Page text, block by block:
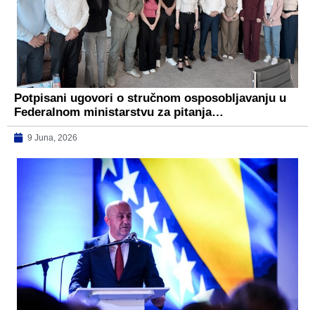
Potpisani ugovori o stručnom osposobljavanju u
Federalnom ministarstvu za pitanja…
9 Juna, 2026